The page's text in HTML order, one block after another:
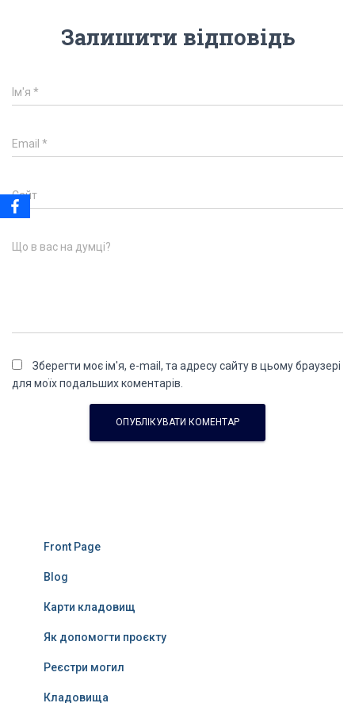
Залишити відповідь
Ім'я *
Email *
Сайт
Що в вас на думці?
Зберегти моє ім'я, e-mail, та адресу сайту в цьому браузері
для моїх подальших коментарів.
Front Page
Blog
Карти кладовищ
Як допомогти проєкту
Реєстри могил
Кладовища